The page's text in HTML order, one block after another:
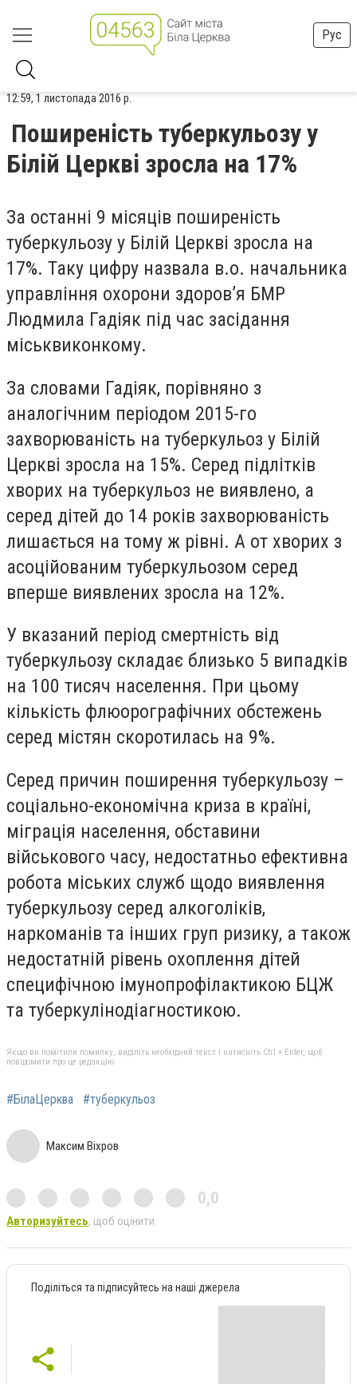
Рус
12:59, 1 листопада 2016 р.
Поширеність туберкульозу у
Білій Церкві зросла на 17%
За останні 9 місяців поширеність
туберкульозу у Білій Церкві зросла на
17%. Таку цифру назвала в.о. начальника
управління охорони здоров’я БМР
Людмила Гадіяк під час засідання
міськвиконкому.
За словами Гадіяк, порівняно з
аналогічним періодом 2015-го
захворюваність на туберкульоз у Білій
Церкві зросла на 15%. Серед підлітків
хворих на туберкульоз не виявлено, а
серед дітей до 14 років захворюваність
лишається на тому ж рівні. А от хворих з
асоційованим туберкульозом серед
вперше виявлених зросла на 12%.
У вказаний період смертність від
туберкульозу складає близько 5 випадків
на 100 тисяч населення. При цьому
кількість флюорографічних обстежень
серед містян скоротилась на 9%.
Серед причин поширення туберкульозу –
соціально-економічна криза в країні,
міграція населення, обставини
військового часу, недостатньо ефективна
робота міських служб щодо виявлення
туберкульозу серед алкоголіків,
наркоманів та інших груп ризику, а також
недостатній рівень охоплення дітей
специфічною імунопрофілактикою БЦЖ
та туберкулінодіагностикою.
Якщо ви помітили помилку, виділіть необхідний текст і натисніть Ctrl + Enter, щоб
повідомити про це редакцію
#БілаЦерква #туберкульоз
Максим Віхров
0,0
Авторизуйтесь, щоб оцінити
Поділіться та підписуйтесь на наші джерела